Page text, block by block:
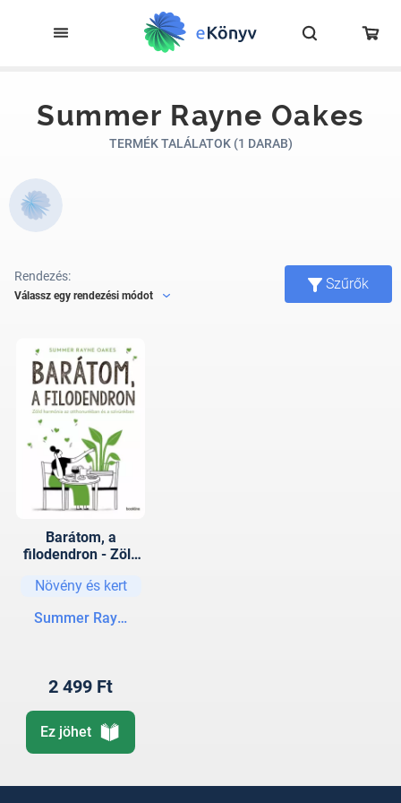
Summer Rayne Oakes
TERMÉK TALÁLATOK (1 DARAB)
Rendezés:
Válassz egy rendezési módot
Szűrők
Barátom, a
filodendron - Zöld
otthonunkban és a
Növény és kert
Summer Rayne Oakes
2 499 Ft
Ez jöhet